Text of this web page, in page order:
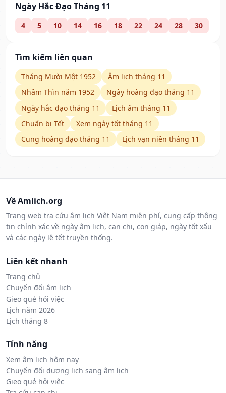
Ngày Hắc Đạo Tháng 11
4 5 10 14 16 18 22 24 28 30
Tìm kiếm liên quan
Tháng Mười Một 1952
Âm lịch tháng 11
Nhâm Thìn năm 1952
Ngày hoàng đạo tháng 11
Ngày hắc đạo tháng 11
Lịch âm tháng 11
Chuẩn bị Tết
Xem ngày tốt tháng 11
Cung hoàng đạo tháng 11
Lịch vạn niên tháng 11
Về Amlich.org
Trang web tra cứu âm lịch Việt Nam miễn phí, cung cấp thông
tin chính xác về ngày âm lịch, can chi, con giáp, ngày tốt xấu
và các ngày lễ tết truyền thống.
Liên kết nhanh
Trang chủ
Chuyển đổi âm lịch
Gieo quẻ hỏi việc
Lịch năm 2026
Lịch tháng 8
Tính năng
Xem âm lịch hôm nay
Chuyển đổi dương lịch sang âm lịch
Gieo quẻ hỏi việc